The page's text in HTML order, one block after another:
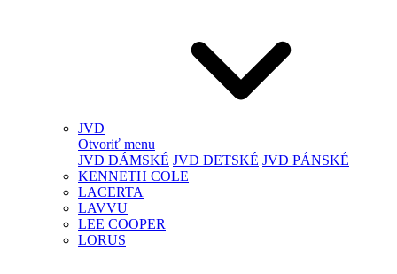
JVD
Otvoriť menu
JVD DÁMSKÉ JVD DETSKÉ JVD PÁNSKÉ
KENNETH COLE
LACERTA
LAVVU
LEE COOPER
LORUS